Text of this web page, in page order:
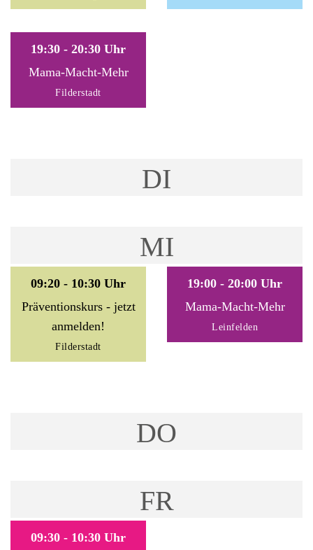
19:30 - 20:30 Uhr
Mama-Macht-Mehr
Filderstadt
DI
MI
09:20 - 10:30 Uhr
Präventionskurs - jetzt
anmelden!
Filderstadt
19:00 - 20:00 Uhr
Mama-Macht-Mehr
Leinfelden
DO
FR
09:30 - 10:30 Uhr